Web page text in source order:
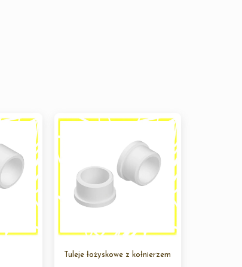
Tuleje łożyskowe z kołnierzem